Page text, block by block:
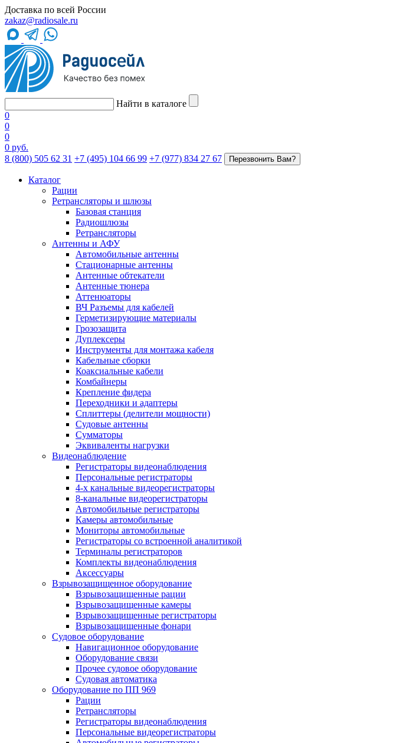
Доставка по всей России
zakaz@radiosale.ru
Найти в каталоге
0
0
0
0 руб.
8 (800) 505 62 31 +7 (495) 104 66 99 +7 (977) 834 27 67 Перезвонить Вам?
Каталог
Рации
Ретрансляторы и шлюзы
Базовая станция
Радиошлюзы
Ретрансляторы
Антенны и АФУ
Автомобильные антенны
Стационарные антенны
Антенные обтекатели
Антенные тюнера
Аттенюаторы
ВЧ Разъемы для кабелей
Герметизирующие материалы
Грозозащита
Дуплексеры
Инструменты для монтажа кабеля
Кабельные сборки
Коаксиальные кабели
Комбайнеры
Крепление фидера
Переходники и адаптеры
Сплиттеры (делители мощности)
Судовые антенны
Сумматоры
Эквиваленты нагрузки
Видеонаблюдение
Регистраторы видеонаблюдения
Персональные регистраторы
4-х канальные видеорегистраторы
8-канальные видеорегистраторы
Автомобильные регистраторы
Камеры автомобильные
Мониторы автомобильные
Регистраторы со встроенной аналитикой
Терминалы регистраторов
Комплекты видеонаблюдения
Аксессуары
Взрывозащищенное оборудование
Взрывозащищенные рации
Взрывозащищенные камеры
Взрывозащищенные регистраторы
Взрывозащищенные фонари
Судовое оборудование
Навигационное оборудование
Оборудование связи
Прочее судовое оборудование
Судовая автоматика
Оборудование по ПП 969
Рации
Ретрансляторы
Регистраторы видеонаблюдения
Персональные видеорегистраторы